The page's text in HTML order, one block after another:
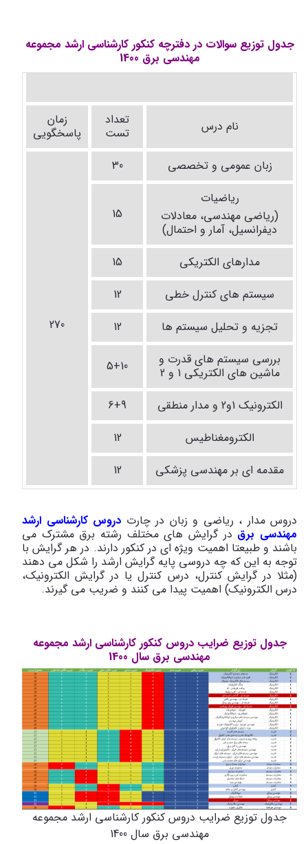
جدول توزیع سوالات در دفترچه کنکور کارشناسی ارشد مجموعه
مهندسی برق 1400
نام درس
تعداد
تست
زمان
پاسخگویی
زبان عمومی و تخصصی
30
270
ریاضیات
(ریاضی مهندسی، معادلات
دیفرانسیل، آمار و احتمال)
15
مدارهای الکتریکی
15
سیستم های کنترل خطی
12
تجزیه و تحلیل سیستم ها
12
بررسی سیستم های قدرت و
ماشین های الکتریکی 1 و 2
5+10
الکترونیک 1و2 و مدار منطقی
6+9
الکترومغناطیس
12
مقدمه ای بر مهندسی پزشکی
12
دروس مدار ، ریاضی و زبان در چارت دروس کارشناسی ارشد
مهندسی برق در گرایش های مختلف رشته برق مشترک می
باشند و طبیعتا اهمیت ویژه ای در کنکور دارند. در هر گرایش با
توجه به این که چه دروسی پایه گرایش ارشد را شکل می دهند
(مثلا در گرایش کنترل، درس کنترل یا در گرایش الکترونیک،
درس الکترونیک) اهمیت پیدا می کنند و ضریب می گیرند.
جدول توزیع ضرایب دروس کنکور کارشناسی ارشد مجموعه
مهندسی برق سال 1400
جدول توزیع ضرایب دروس کنکور کارشناسی ارشد مجموعه
مهندسی برق سال 1400